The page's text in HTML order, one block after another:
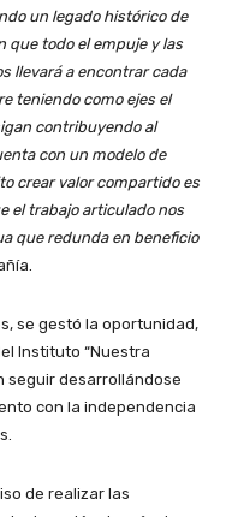
un legado histórico de
que todo el empuje y las
llevará a encontrar cada
teniendo como ejes el
contribuyendo al
con un modelo de
crear valor compartido es
el trabajo articulado nos
que redunda en beneficio
se gestó la oportunidad,
Instituto “Nuestra
seguir desarrollándose
con la independencia
de realizar las